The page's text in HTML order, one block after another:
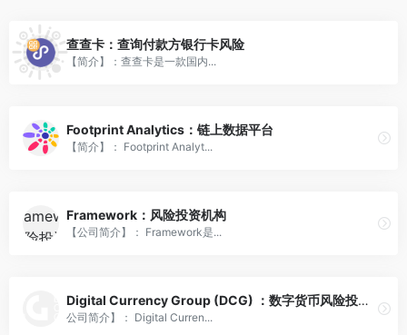
查查卡：查询付款方银行卡风险
【简介】：查查卡是一款国内...
Footprint Analytics：链上数据平台
【简介】： Footprint Analyt...
Framework：风险投资机构
【公司简介】： Framework是...
Digital Currency Group (DCG) ：数字货币风险投资公司
公司简介】： Digital Curren...